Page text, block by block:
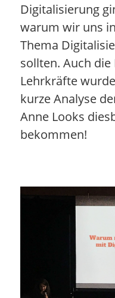
Digitalisierung
warum wir uns
Thema
sollten. Auch die
Lehrkräfte
kurze Analyse
Anne Looks
bekommen!